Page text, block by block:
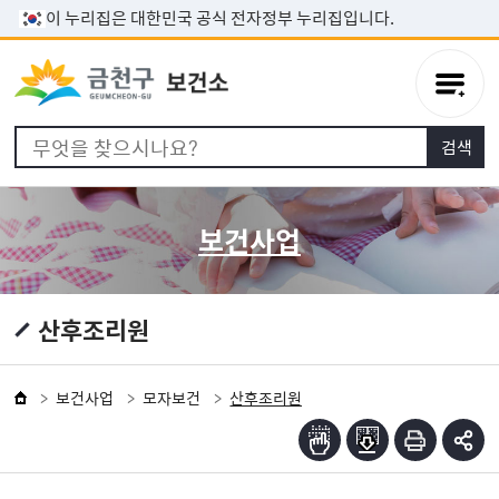
본문 바로가기
이 누리집은 대한민국 공식 전자정부 누리집입니다.
보건사업
산후조리원
보건사업 모자보건 산후조리원